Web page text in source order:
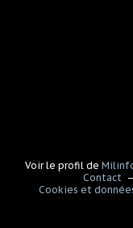
Voir le profil de
Contact
Cookies et